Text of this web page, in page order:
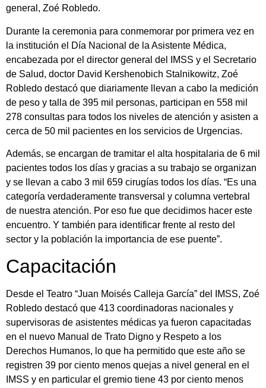
general, Zoé Robledo.
Durante la ceremonia para conmemorar por primera vez en
la institución el Día Nacional de la Asistente Médica,
encabezada por el director general del IMSS y el Secretario
de Salud, doctor David Kershenobich Stalnikowitz, Zoé
Robledo destacó que diariamente llevan a cabo la medición
de peso y talla de 395 mil personas, participan en 558 mil
278 consultas para todos los niveles de atención y asisten a
cerca de 50 mil pacientes en los servicios de Urgencias.
Además, se encargan de tramitar el alta hospitalaria de 6 mil
pacientes todos los días y gracias a su trabajo se organizan
y se llevan a cabo 3 mil 659 cirugías todos los días. “Es una
categoría verdaderamente transversal y columna vertebral
de nuestra atención. Por eso fue que decidimos hacer este
encuentro. Y también para identificar frente al resto del
sector y la población la importancia de ese puente”.
Capacitación
Desde el Teatro “Juan Moisés Calleja García” del IMSS, Zoé
Robledo destacó que 413 coordinadoras nacionales y
supervisoras de asistentes médicas ya fueron capacitadas
en el nuevo Manual de Trato Digno y Respeto a los
Derechos Humanos, lo que ha permitido que este año se
registren 39 por ciento menos quejas a nivel general en el
IMSS y en particular el gremio tiene 43 por ciento menos